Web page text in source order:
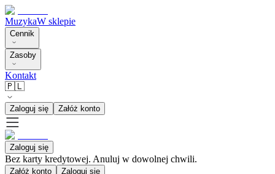
MuzykaW sklepie
Cennik
Zasoby
Kontakt
🇵🇱
Zaloguj się Załóż konto
Zaloguj się
Bez karty kredytowej. Anuluj w dowolnej chwili.
Załóż konto Zaloguj się